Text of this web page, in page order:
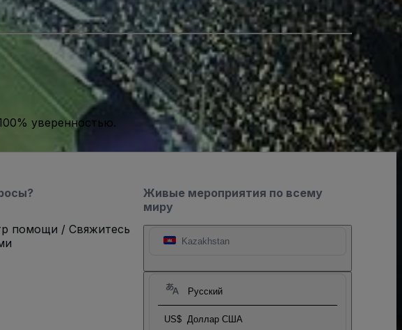
уверенностью.
Живые мероприятия по всему
миру
Kazakhstan
Русский
US$ Доллар США
помощи / Свяжитесь